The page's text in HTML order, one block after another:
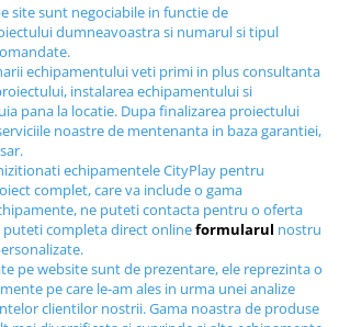
Marcaje
site sunt negociabile in functie de
dumneavoastra si numarul si tipul
echipamentului veti primi in plus consultanta
instalarea echipamentului si
pana la locatie. Dupa finalizarea proiectului
noastre de mentenanta in baza garantiei,
echipamentele CityPlay pentru
complet, care va include o gama
ne puteti contacta pentru o oferta
puteti completa direct onlineformularul nostru
pe website sunt de prezentare, ele reprezinta o
pe care le-am ales in urma unei analize
clientilor nostrii. Gama noastra de produse